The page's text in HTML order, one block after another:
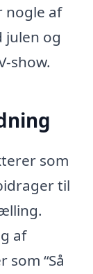
nogle af
julen og
show.
som
til
af
“Så